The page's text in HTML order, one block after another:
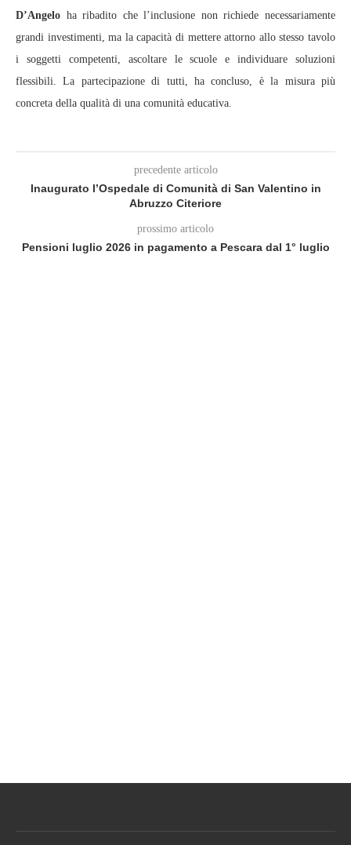
D’Angelo ha ribadito che l’inclusione non richiede necessariamente
grandi investimenti, ma la capacità di mettere attorno allo stesso tavolo
i soggetti competenti, ascoltare le scuole e individuare soluzioni
flessibili. La partecipazione di tutti, ha concluso, è la misura più
concreta della qualità di una comunità educativa.
precedente articolo
Inaugurato l’Ospedale di Comunità di San Valentino in
Abruzzo Citeriore
prossimo articolo
Pensioni luglio 2026 in pagamento a Pescara dal 1° luglio